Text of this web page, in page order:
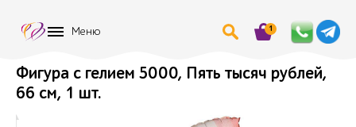
Меню 1
Фигура с гелием 5000, Пять тысяч рублей,
66 см, 1 шт.